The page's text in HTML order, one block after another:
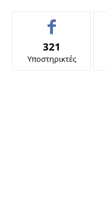
321
Υποστηρικτές